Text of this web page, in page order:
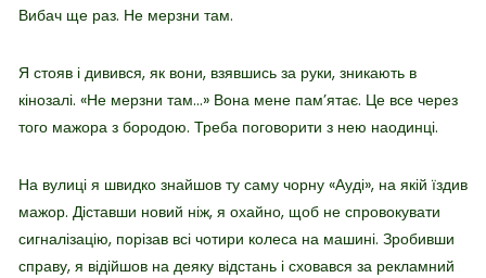
Вибач ще раз. Не мерзни там.
Я стояв і дивився, як вони, взявшись за руки, зникають в
кінозалі. «Не мерзни там…» Вона мене пам’ятає. Це все через
того мажора з бородою. Треба поговорити з нею наодинці.
На вулиці я швидко знайшов ту саму чорну «Ауді», на якій їздив
мажор. Діставши новий ніж, я охайно, щоб не спровокувати
сигналізацію, порізав всі чотири колеса на машині. Зробивши
справу, я відійшов на деяку відстань і сховався за рекламний